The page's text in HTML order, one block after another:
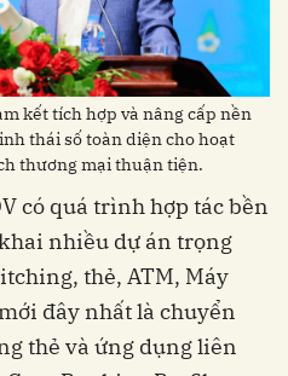
thái số toàn diện cho hoạt
nhiều dự án trọng
thẻ, ATM, Máy
đây nhất là chuyển
thẻ và ứng dụng liên